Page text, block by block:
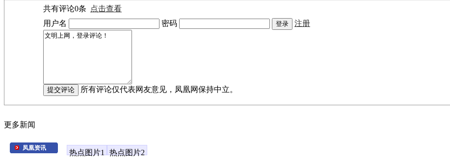
共有评论0条
点击查看
用户名
密码 注册
所有评论仅代表网友意见，凤凰网保持中立。
更多新闻
凤凰资讯
热点图片1 热点图片2